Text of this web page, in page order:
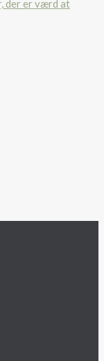
der er værd at